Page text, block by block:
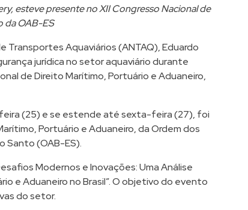
esteve presente no XII Congresso Nacional de
da OAB-ES
Transportes Aquaviários (ANTAQ), Eduardo
jurídica no setor aquaviário durante
de Direito Marítimo, Portuário e Aduaneiro,
(25) e se estende até sexta-feira (27), foi
Portuário e Aduaneiro, da Ordem dos
Santo (OAB-ES).
Modernos e Inovações: Uma Análise
e Aduaneiro no Brasil”. O objetivo do evento
do setor.